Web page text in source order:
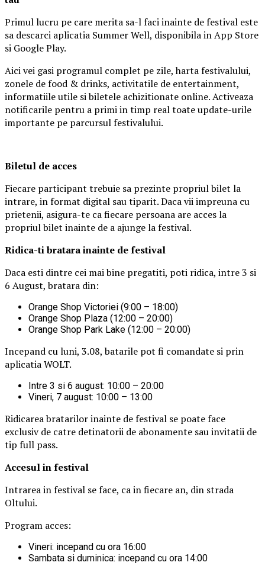
Primul lucru pe care merita sa-l faci inainte de festival este
sa descarci aplicatia Summer Well, disponibila in App Store
si Google Play.
Aici vei gasi programul complet pe zile, harta festivalului,
zonele de food & drinks, activitatile de entertainment,
informatiile utile si biletele achizitionate online. Activeaza
notificarile pentru a primi in timp real toate update-urile
importante pe parcursul festivalului.
Biletul de acces
Fiecare participant trebuie sa prezinte propriul bilet la
intrare, in format digital sau tiparit. Daca vii impreuna cu
prietenii, asigura-te ca fiecare persoana are acces la
propriul bilet inainte de a ajunge la festival.
Ridica-ti bratarainainte de festival
Daca esti dintre cei mai bine pregatiti, poti ridica, intre 3 si
6 August, bratara din:
Orange Shop Victoriei (9:00 – 18:00)
Orange Shop Plaza (12:00 – 20:00)
Orange Shop Park Lake (12:00 – 20:00)
Incepand cu luni, 3.08, batarile pot fi comandate si prin
aplicatia WOLT.
Intre 3 si 6 august: 10:00 – 20:00
Vineri, 7 august: 10:00 – 13:00
Ridicarea bratarilor inainte de festival se poate face
exclusiv de catre detinatorii de abonamente sau invitatii de
tip full pass.
Accesul in festival
Intrarea in festival se face, ca in fiecare an, din strada
Oltului.
Program acces:
Vineri: incepand cu ora 16:00
Sambata si duminica: incepand cu ora 14:00